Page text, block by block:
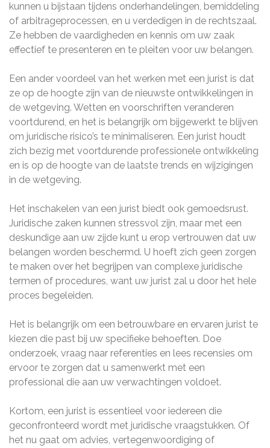
kunnen u bijstaan tijdens onderhandelingen, bemiddeling
of arbitrageprocessen, en u verdedigen in de rechtszaal.
Ze hebben de vaardigheden en kennis om uw zaak
effectief te presenteren en te pleiten voor uw belangen.
Een ander voordeel van het werken met een jurist is dat
ze op de hoogte zijn van de nieuwste ontwikkelingen in
de wetgeving. Wetten en voorschriften veranderen
voortdurend, en het is belangrijk om bijgewerkt te blijven
om juridische risico’s te minimaliseren. Een jurist houdt
zich bezig met voortdurende professionele ontwikkeling
en is op de hoogte van de laatste trends en wijzigingen
in de wetgeving.
Het inschakelen van een jurist biedt ook gemoedsrust.
Juridische zaken kunnen stressvol zijn, maar met een
deskundige aan uw zijde kunt u erop vertrouwen dat uw
belangen worden beschermd. U hoeft zich geen zorgen
te maken over het begrijpen van complexe juridische
termen of procedures, want uw jurist zal u door het hele
proces begeleiden.
Het is belangrijk om een betrouwbare en ervaren jurist te
kiezen die past bij uw specifieke behoeften. Doe
onderzoek, vraag naar referenties en lees recensies om
ervoor te zorgen dat u samenwerkt met een
professional die aan uw verwachtingen voldoet.
Kortom, een jurist is essentieel voor iedereen die
geconfronteerd wordt met juridische vraagstukken. Of
het nu gaat om advies, vertegenwoordiging of